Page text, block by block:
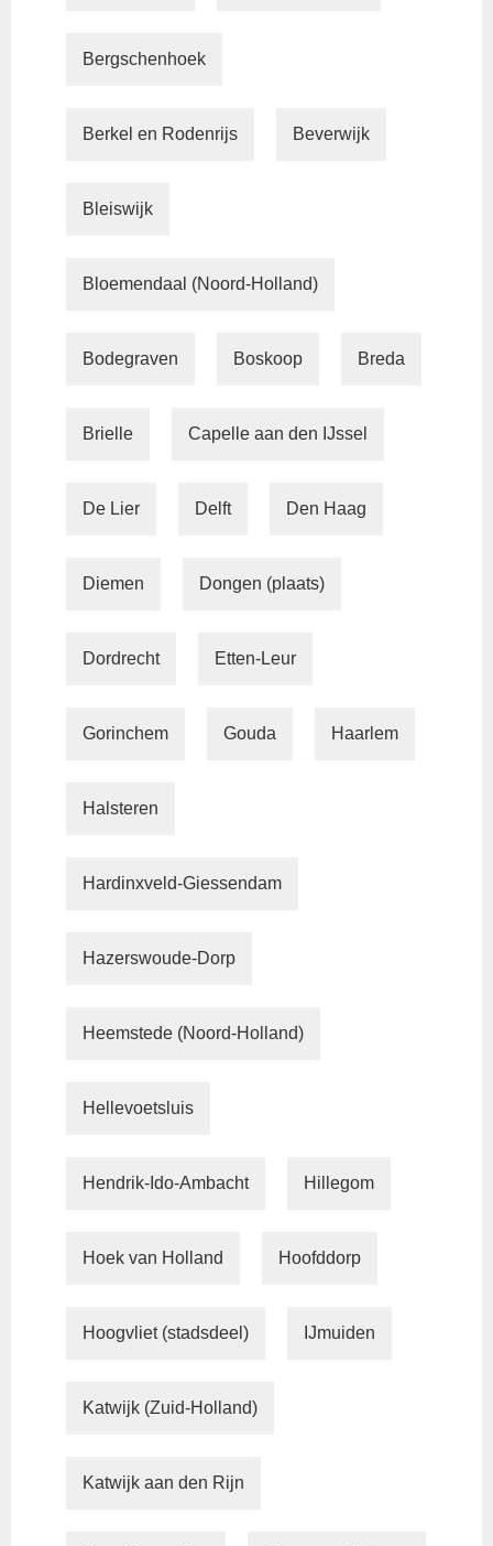
Bergschenhoek
Berkel en Rodenrijs Beverwijk
Bleiswijk
Bloemendaal (Noord-Holland)
Bodegraven Boskoop Breda
Brielle Capelle aan den IJssel
De Lier Delft Den Haag
Diemen Dongen (plaats)
Dordrecht Etten-Leur
Gorinchem Gouda Haarlem
Halsteren
Hardinxveld-Giessendam
Hazerswoude-Dorp
Heemstede (Noord-Holland)
Hellevoetsluis
Hendrik-Ido-Ambacht Hillegom
Hoek van Holland Hoofddorp
Hoogvliet (stadsdeel) IJmuiden
Katwijk (Zuid-Holland)
Katwijk aan den Rijn